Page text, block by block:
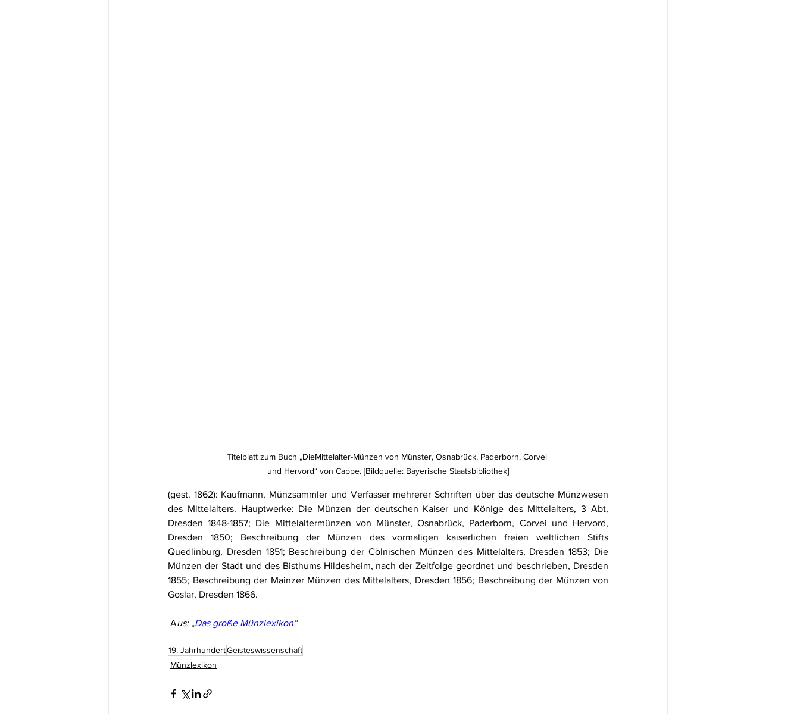
Titelblatt zum Buch „DieMittelalter-Münzen von Münster, Osnabrück, Paderborn, Corvei
und Hervord“ von Cappe. [Bildquelle: Bayerische Staatsbibliothek]
(gest. 1862): Kaufmann, Münzsammler und Verfasser mehrerer Schriften über das deutsche Münzwesen
des Mittelalters. Hauptwerke: Die Münzen der deutschen Kaiser und Könige des Mittelalters, 3 Abt,
Dresden 1848-1857; Die Mittelaltermünzen von Münster, Osnabrück, Paderborn, Corvei und Hervord,
Dresden 1850; Beschreibung der Münzen des vormaligen kaiserlichen freien weltlichen Stifts
Quedlinburg, Dresden 1851; Beschreibung der Cölnischen Münzen des Mittelalters, Dresden 1853; Die
Münzen der Stadt und des Bisthums Hildesheim, nach der Zeitfolge geordnet und beschrieben, Dresden
1855; Beschreibung der Mainzer Münzen des Mittelalters, Dresden 1856; Beschreibung der Münzen von
Goslar, Dresden 1866.
Aus: „Das große Münzlexikon“
19. JahrhundertGeisteswissenschaft
Münzlexikon